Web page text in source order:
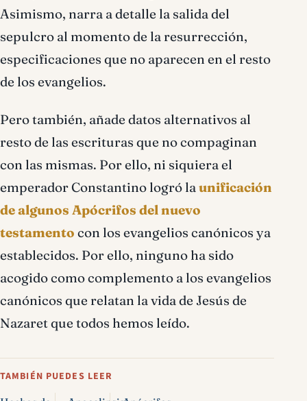
Asimismo, narra a detalle la salida del
sepulcro al momento de la resurrección,
especificaciones que no aparecen en el resto
de los evangelios.
Pero también, añade datos alternativos al
resto de las escrituras que no compaginan
con las mismas. Por ello, ni siquiera el
emperador Constantino logró launificación
de algunos Apócrifos del nuevo
testamento con los evangelios canónicos ya
establecidos. Por ello, ninguno ha sido
acogido como complemento a los evangelios
canónicos que relatan la vida de Jesús de
Nazaret que todos hemos leído.
TAMBIÉN PUEDES LEER